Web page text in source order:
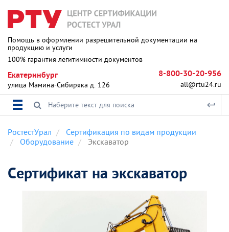
Помощь в оформлении разрешительной документации на
продукцию и услуги
100% гарантия легитимности документов
Екатеринбург
улица Мамина-Сибиряка д. 126
8-800-30-20-956
all@rtu24.ru
РостестУрал
Сертификация по видам продукции
Оборудование
Экскаватор
Сертификат на экскаватор